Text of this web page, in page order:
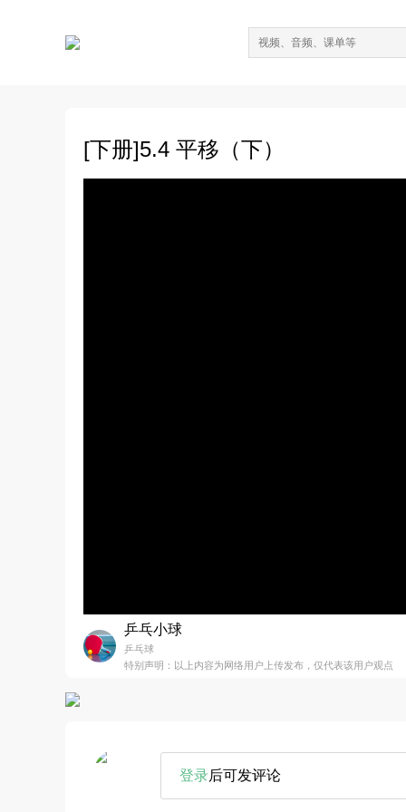
[下册]5.4 平移（下）
乒乓小球
乒乓球
特别声明：以上内容为网络用户上传发布，仅代表该用户观点
登录后可发评论